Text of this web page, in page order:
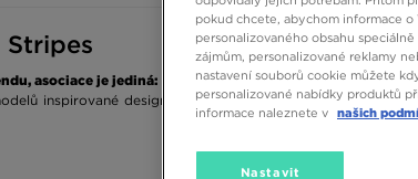
Stripes
asociace je jediná: kolekce adidas 3 Stripes.Najdete v ní
inspirované designem 70., 80. a 90. let. Kultovní
pokud chcete, abychom informace o
personalizovaného obsahu
zájmům, personalizované reklamy
nastavení souborů cookie můžete
personalizované nabídky produktů
informace naleznete v našich
Nastavit